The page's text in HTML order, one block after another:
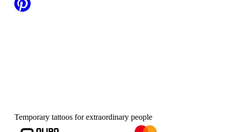
Temporary tattoos for extraordinary people